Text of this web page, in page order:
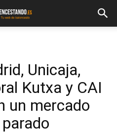
Unicaja,
Kutxa y CAI
un mercado